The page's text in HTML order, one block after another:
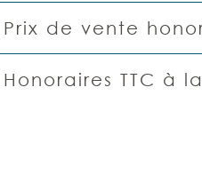
Prix de vente
Honoraires TTC à